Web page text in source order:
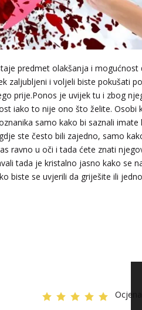
predmet olakšanja i mogućnost
zaljubljeni i voljeli biste pokušati
prije.Ponos je uvijek tu i zbog
iako to nije ono što želite. Osobi
samo kako bi saznali imate
ste često bili zajedno, samo
ravno u oči i tada ćete znati
tada je kristalno jasno kako se
biste se uvjerili da griješite ili
Ocjena: